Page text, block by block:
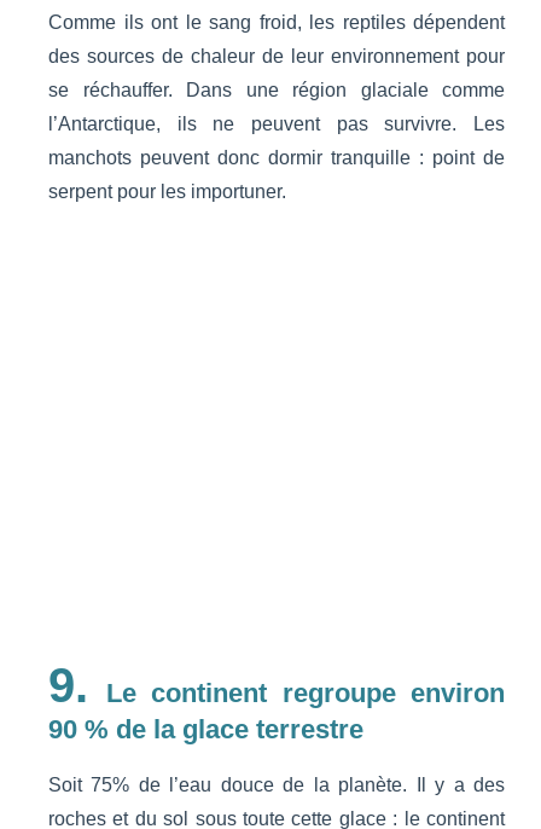
Comme ils ont le sang froid, les reptiles dépendent
des sources de chaleur de leur environnement pour
se réchauffer. Dans une région glaciale comme
l’Antarctique, ils ne peuvent pas survivre. Les
manchots peuvent donc dormir tranquille : point de
serpent pour les importuner.
9.
Le continent regroupe environ
90 % de la glace terrestre
Soit 75% de l’eau douce de la planète. Il y a des
roches et du sol sous toute cette glace : le continent